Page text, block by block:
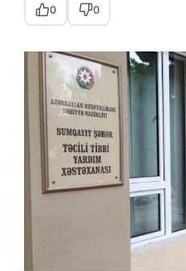
0 0